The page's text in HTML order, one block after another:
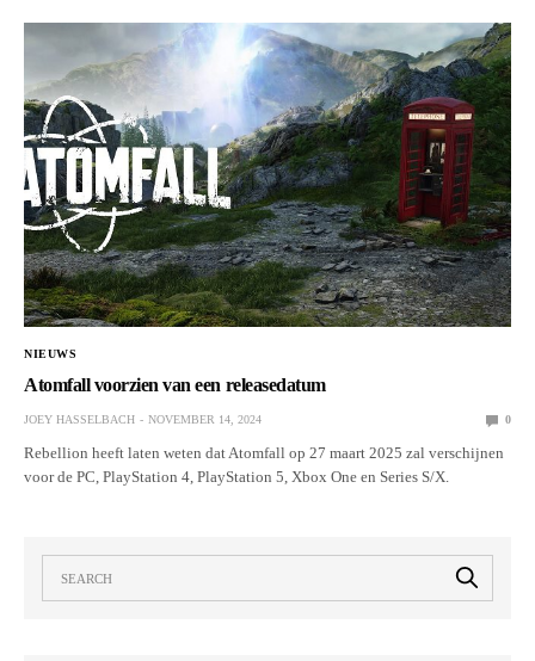
NIEUWS
Atomfall voorzien van een releasedatum
JOEY HASSELBACH NOVEMBER 14, 2024 0
Rebellion heeft laten weten dat Atomfall op 27 maart 2025 zal verschijnen
voor de PC, PlayStation 4, PlayStation 5, Xbox One en Series S/X.